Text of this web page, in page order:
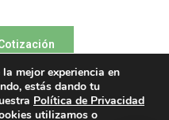
mejor experiencia en
estás dando tu
Política de Privacidad
utilizamos o